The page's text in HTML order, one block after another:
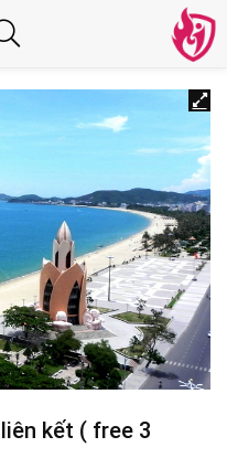
kết ( free 3